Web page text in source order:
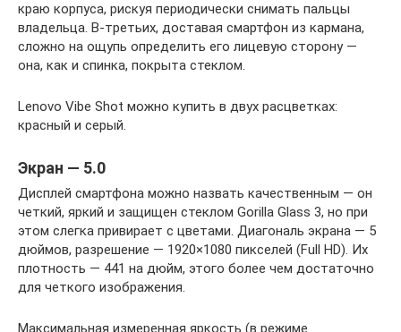
краю корпуса, рискуя периодически снимать пальцы
владельца. В-третьих, доставая смартфон из кармана,
сложно на ощупь определить его лицевую сторону —
она, как и спинка, покрыта стеклом.
Lenovo Vibe Shot можно купить в двух расцветках:
красный и серый.
Экран — 5.0
Дисплей смартфона можно назвать качественным — он
четкий, яркий и защищен стеклом Gorilla Glass 3, но при
этом слегка привирает с цветами. Диагональ экрана — 5
дюймов, разрешение — 1920×1080 пикселей (Full HD). Их
плотность — 441 на дюйм, этого более чем достаточно
для четкого изображения.
Максимальная измеренная яркость (в режиме